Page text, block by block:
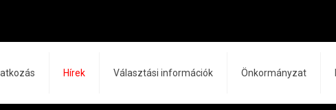
Hírek Választási információk Önkormányzat